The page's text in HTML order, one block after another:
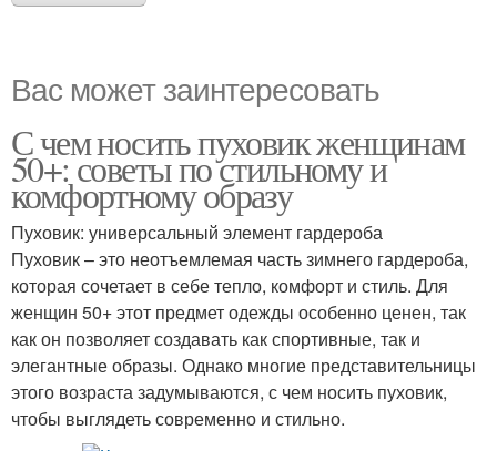
Вас может заинтересовать
С чем носить пуховик женщинам
50+: советы по стильному и
комфортному образу
Пуховик: универсальный элемент гардероба
Пуховик – это неотъемлемая часть зимнего гардероба,
которая сочетает в себе тепло, комфорт и стиль. Для
женщин 50+ этот предмет одежды особенно ценен, так
как он позволяет создавать как спортивные, так и
элегантные образы. Однако многие представительницы
этого возраста задумываются, с чем носить пуховик,
чтобы выглядеть современно и стильно.